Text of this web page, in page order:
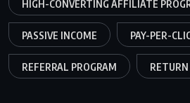
HIGH-CONVERTING AFFILIATE
PASSIVE INCOME PAY-PER-
REFERRAL PROGRAM